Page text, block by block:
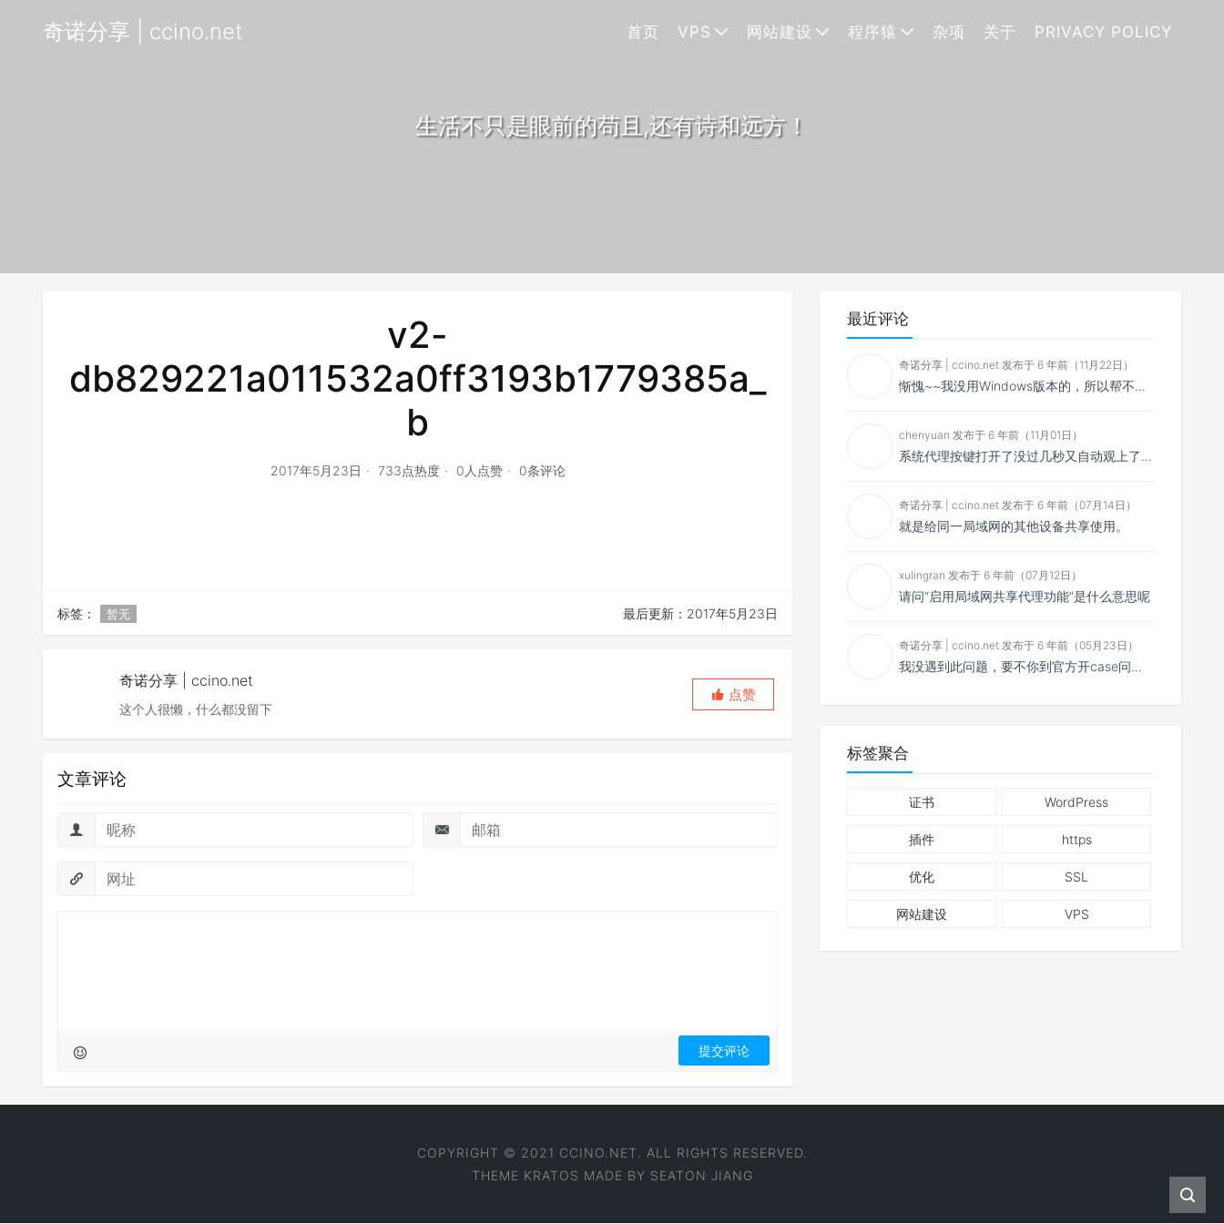
奇诺分享 | ccino.net 首页 VPS 网站建设 程序猿 杂项 关于 PRIVACY POLICY
生活不只是眼前的苟且,还有诗和远方！
v2-
db829221a011532a0ff3193b1779385a_
b
2017年5月23日 733点热度 0人点赞 0条评论
标签： 暂无 最后更新：2017年5月23日
奇诺分享 | ccino.net
这个人很懒，什么都没留下
点赞
文章评论
最近评论
奇诺分享 | ccino.net 发布于 6 年前（11月22日）
惭愧~~我没用Windows版本的，所以帮不了你~~
chenyuan 发布于 6 年前（11月01日）
系统代理按键打开了没过几秒又自动观上了，导致一直打开不了，是什么问题呢？感谢大佬，请帮帮忙！谢谢！
奇诺分享 | ccino.net 发布于 6 年前（07月14日）
就是给同一局域网的其他设备共享使用。
xulingran 发布于 6 年前（07月12日）
请问“启用局域网共享代理功能”是什么意思呢
奇诺分享 | ccino.net 发布于 6 年前（05月23日）
我没遇到此问题，要不你到官方开case问问看？
标签聚合
证书 WordPress
插件 https
优化 SSL
网站建设 VPS
COPYRIGHT © 2021 CCINO.NET. ALL RIGHTS RESERVED.
THEME KRATOS MADE BY SEATON JIANG